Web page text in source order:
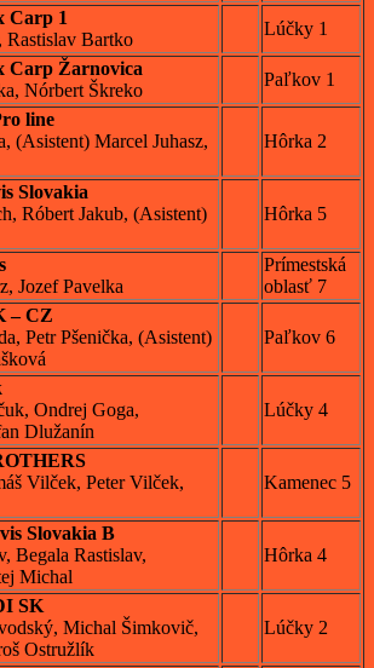
Carp 1
Rastislav Bartko
Lúčky 1
Carp Žarnovica
Nórbert Škreko
Paľkov 1
line
(Asistent) Marcel Juhasz,
Hôrka 2
Slovakia
Róbert Jakub, (Asistent)
Hôrka 5
Jozef Pavelka
Prímestská
oblasť 7
– CZ
Petr Pšenička, (Asistent)
Paľkov 6
Ondrej Goga,
Dlužanín
Lúčky 4
Vilček, Peter Vilček,
Kamenec 5
Slovakia B
Begala Rastislav,
Michal
Hôrka 4
SK
Michal Šimkovič,
Ostružlík
Lúčky 2